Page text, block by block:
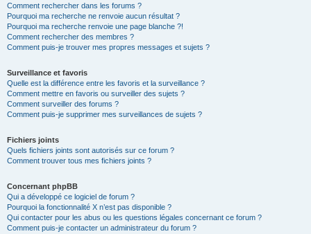
Comment rechercher dans les forums ?
Pourquoi ma recherche ne renvoie aucun résultat ?
Pourquoi ma recherche renvoie une page blanche ?!
Comment rechercher des membres ?
Comment puis-je trouver mes propres messages et sujets ?
Surveillance et favoris
Quelle est la différence entre les favoris et la surveillance ?
Comment mettre en favoris ou surveiller des sujets ?
Comment surveiller des forums ?
Comment puis-je supprimer mes surveillances de sujets ?
Fichiers joints
Quels fichiers joints sont autorisés sur ce forum ?
Comment trouver tous mes fichiers joints ?
Concernant phpBB
Qui a développé ce logiciel de forum ?
Pourquoi la fonctionnalité X n’est pas disponible ?
Qui contacter pour les abus ou les questions légales concernant ce forum ?
Comment puis-je contacter un administrateur du forum ?